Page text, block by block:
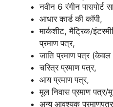
नवीन 6 रंगीन पासपोर्ट
आधार कार्ड की कॉपी,
मार्कशीट, मैट्रिक/
प्रमाण पत्र,
जाति प्रमाण पत्र (केवल
चरित्र प्रमाण पत्र,
आय प्रमाण पत्र,
मूल निवास प्रमाण पत्र/
अन्य आवश्यक